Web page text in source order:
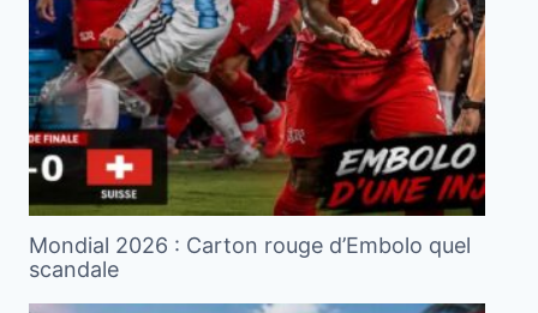
Mondial 2026 : Carton rouge d’Embolo quel
scandale